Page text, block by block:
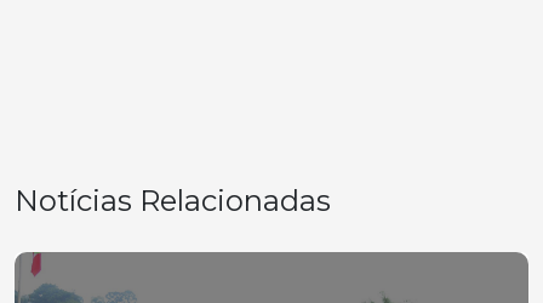
Notícias Relacionadas